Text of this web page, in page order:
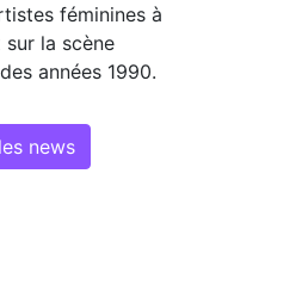
féminines à
la scène
années 1990.
news